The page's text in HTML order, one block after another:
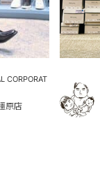
CORPORAT
原店